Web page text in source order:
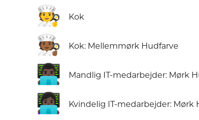
🧑‍🍳 Kok
🧑🏾‍🍳 Kok: Mellemmørk Hudfarve
👨🏿‍💻 Mandlig IT-medarbejder: Mørk
👩🏿‍💻 Kvindelig IT-medarbejder: Mørk